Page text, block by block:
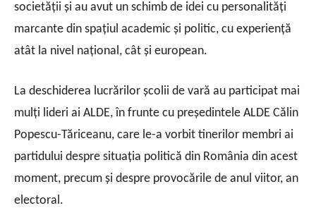
societății și au avut un schimb de idei cu personalități
marcante din spațiul academic și politic, cu experiență
atât la nivel național, cât și european.
La deschiderea lucrărilor școlii de vară au participat mai
mulți lideri ai ALDE, în frunte cu președintele ALDE Călin
Popescu-Tăriceanu, care le-a vorbit tinerilor membri ai
partidului despre situația politică din România din acest
moment, precum și despre provocările de anul viitor, an
electoral.